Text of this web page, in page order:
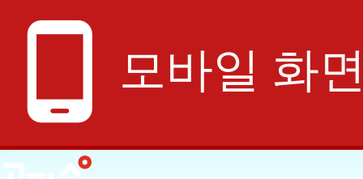
phone_android 모바일 화